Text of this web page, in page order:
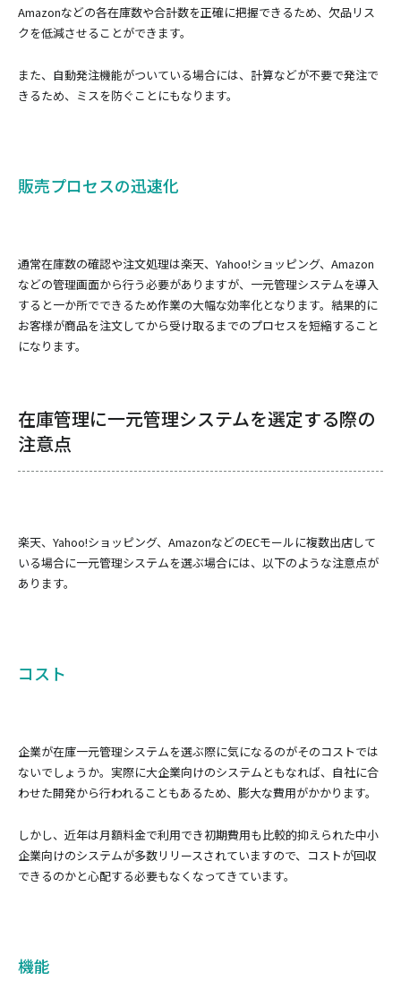
Amazonなどの各在庫数や合計数を正確に把握できるため、欠品リス
クを低減させることができます。
また、自動発注機能がついている場合には、計算などが不要で発注で
きるため、ミスを防ぐことにもなります。
販売プロセスの迅速化
通常在庫数の確認や注文処理は楽天、Yahoo!ショッピング、Amazon
などの管理画面から行う必要がありますが、一元管理システムを導入
すると一か所でできるため作業の大幅な効率化となります。結果的に
お客様が商品を注文してから受け取るまでのプロセスを短縮すること
になります。
在庫管理に一元管理システムを選定する際の
注意点
楽天、Yahoo!ショッピング、AmazonなどのECモールに複数出店して
いる場合に一元管理システムを選ぶ場合には、以下のような注意点が
あります。
コスト
企業が在庫一元管理システムを選ぶ際に気になるのがそのコストでは
ないでしょうか。実際に大企業向けのシステムともなれば、自社に合
わせた開発から行われることもあるため、膨大な費用がかかります。
しかし、近年は月額料金で利用でき初期費用も比較的抑えられた中小
企業向けのシステムが多数リリースされていますので、コストが回収
できるのかと心配する必要もなくなってきています。
機能